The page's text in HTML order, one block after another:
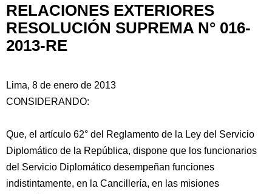
RELACIONES EXTERIORES
RESOLUCIÓN SUPREMA N° 016-
2013-RE
Lima, 8 de enero de 2013
CONSIDERANDO:
Que, el artículo 62° del Reglamento de la Ley del Servicio
Diplomático de la República, dispone que los funcionarios
del Servicio Diplomático desempeñan funciones
indistintamente, en la Cancillería, en las misiones